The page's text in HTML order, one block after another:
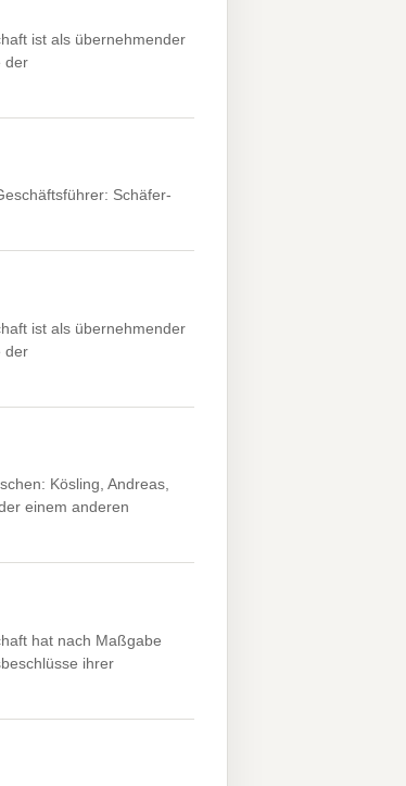
ist als übernehmender
der
Schäfer-
ist als übernehmender
der
Kösling, Andreas,
einem anderen
hat nach Maßgabe
ihrer